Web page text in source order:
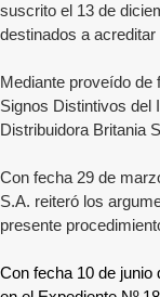
suscrito el 13 de
destinados a acreditar
Mediante proveído de
Signos Distintivos del
Distribuidora Britania
Con fecha 29 de
S.A. reiteró los
presente
Con fecha 10 de junio